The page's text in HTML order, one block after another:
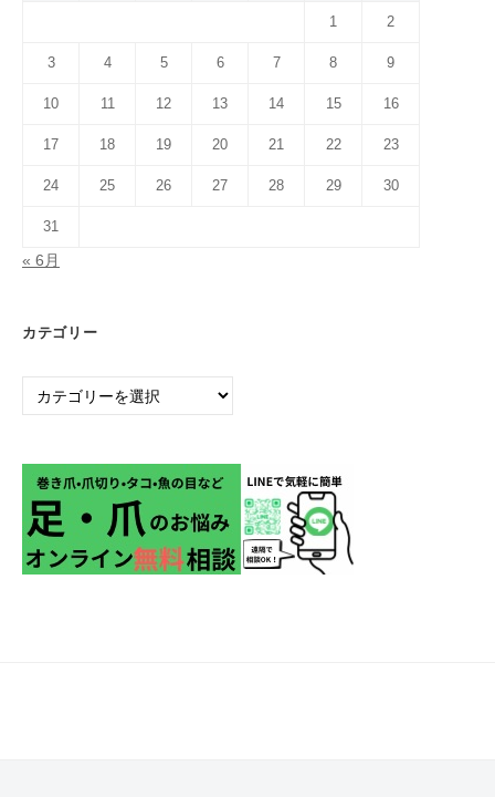
1 2
3 4 5 6 7 8 9
10 11 12 13 14 15 16
17 18 19 20 21 22 23
24 25 26 27 28 29 30
31
« 6月
カテゴリー
カ